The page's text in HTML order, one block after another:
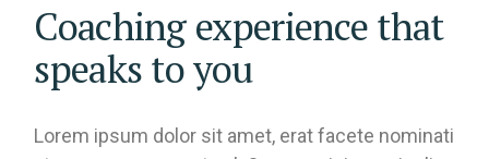
Coaching experience that
speaks to you
Lorem ipsum dolor sit amet, erat facete nominati